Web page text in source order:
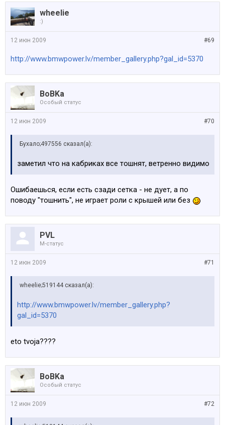
wheelie
:)
#69
12 июн 2009
http://www.bmwpower.lv/member_gallery.php?gal_id=5370
BoBKa
Особый статус
#70
12 июн 2009
Бухало;497556 сказал(а):
заметил что на кабриках все тошнят, ветренно видимо
Ошибаешься, если есть сзади сетка - не дует, а по
поводу "тошнить", не играет роли с крышей или без
PVL
M-статус
#71
12 июн 2009
wheelie;519144 сказал(а):
http://www.bmwpower.lv/member_gallery.php?
gal_id=5370
eto tvoja????
BoBKa
Особый статус
#72
12 июн 2009